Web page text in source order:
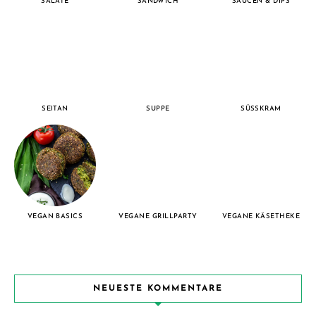
SEITAN SUPPE SÜSSKRAM
VEGAN BASICS VEGANE GRILLPARTY VEGANE KÄSETHEKE
NEUESTE KOMMENTARE